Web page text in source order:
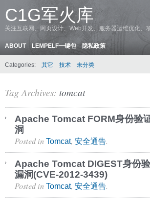
C1G军火库
关注互联网、网页设计、Web开发、服务器运维优化
ABOUT LEMPELF一键包 隐私政策
Categories: 其它 技术 未分类
Tag Archives: tomcat
Apache Tomcat FORM身份验
洞
Posted in Tomcat, 安全通告.
Apache Tomcat DIGEST身份
漏洞(CVE-2012-3439)
Posted in Tomcat, 安全通告.